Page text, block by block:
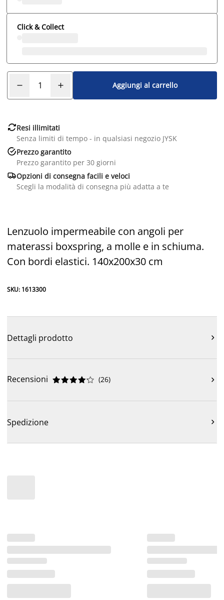
Click & Collect
Aggiungi al carrello
Resi illimitati
Senza limiti di tempo - in qualsiasi negozio JYSK
Prezzo garantito
Prezzo garantito per 30 giorni
Opzioni di consegna facili e veloci
Scegli la modalità di consegna più adatta a te
Lenzuolo impermeabile con angoli per
materassi boxspring, a molle e in schiuma.
Con bordi elastici. 140x200x30 cm
SKU: 1613300
Dettagli prodotto 
Recensioni 




 (26) 
Spedizione 